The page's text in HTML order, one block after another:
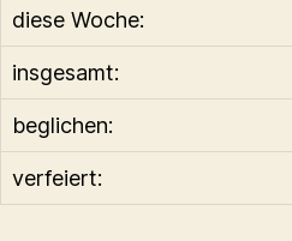
diese Woche:
insgesamt:
beglichen:
verfeiert: